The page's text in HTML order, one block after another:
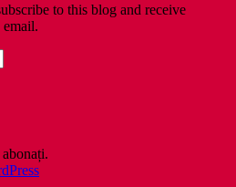
to this blog and receive